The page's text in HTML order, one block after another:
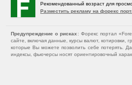
Рекомендованный возраст для
Разместить рекламу на форекс
Предупреждение о рисках : Форекс портал
сайте, включая данные, курсы валют,
которые Вы можете позволить себе потерять.
индексы, фьючерсы носят ориентировочный